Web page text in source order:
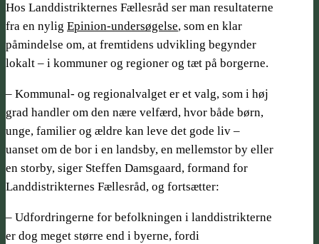
Hos Landdistrikternes Fællesråd ser man resultaterne
fra en nylig Epinion-undersøgelse, som en klar
påmindelse om, at fremtidens udvikling begynder
lokalt – i kommuner og regioner og tæt på borgerne.
– Kommunal- og regionalvalget er et valg, som i høj
grad handler om den nære velfærd, hvor både børn,
unge, familier og ældre kan leve det gode liv –
uanset om de bor i en landsby, en mellemstor by eller
en storby, siger Steffen Damsgaard, formand for
Landdistrikternes Fællesråd, og fortsætter:
– Udfordringerne for befolkningen i landdistrikterne
er dog meget større end i byerne, fordi